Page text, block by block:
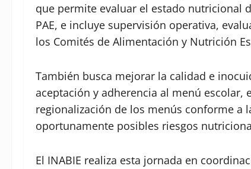
que permite evaluar el estado nutricional
PAE, e incluye supervisión operativa,
los Comités de Alimentación y Nutrición
También busca mejorar la calidad e
aceptación y adherencia al menú
regionalización de los menús conforme a
oportunamente posibles riesgos
El INABIE realiza esta jornada en